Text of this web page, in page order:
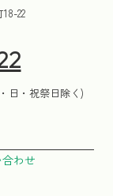
22
日・祝祭日除く)
わせ